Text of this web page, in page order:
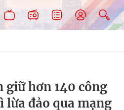
giữ hơn 140 công
lừa đảo qua mạng